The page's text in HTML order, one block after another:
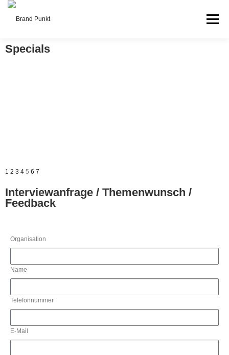
Menü
Specials
1 2 3 4 5 6 7
Interviewanfrage / Themenwunsch /
Feedback
Organisation
Name
Telefonnummer
E-Mail